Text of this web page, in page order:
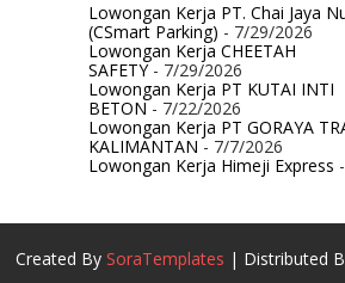
Lowongan Kerja PT. Chai Jaya
(CSmart Parking) - 7/29/2026
Lowongan Kerja CHEETAH
SAFETY- 7/29/2026
Lowongan Kerja PT KUTAI INTI
BETON- 7/22/2026
Lowongan Kerja PT GORAYA
KALIMANTAN- 7/7/2026
Lowongan Kerja Himeji Express
Created By SoraTemplates | Distributed